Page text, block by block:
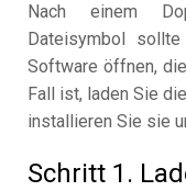
Nach einem
Dateisymbol
Software öffnen,
Fall ist, laden Sie
installieren Sie sie
Schritt 1.